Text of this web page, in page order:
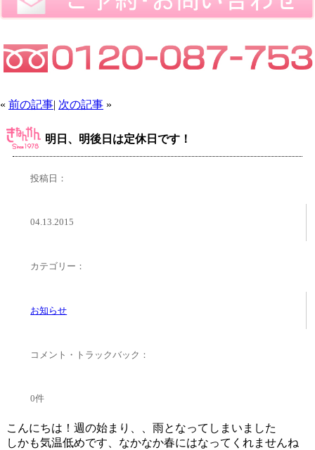
« 前の記事| 次の記事 »
明日、明後日は定休日です！
投稿日：
04.13.2015
カテゴリー：
お知らせ
コメント・トラックバック：
0件
こんにちは！週の始まり、、雨となってしまいました
しかも気温低めです、なかなか春にはなってくれませんね